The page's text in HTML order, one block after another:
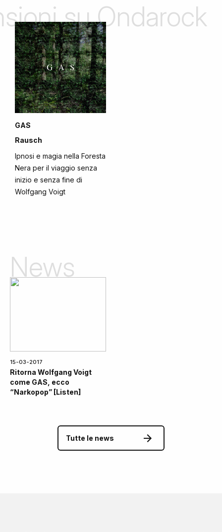
su Ondarock
GAS
Rausch
Ipnosi e magia nella Foresta
Nera per il viaggio senza
inizio e senza fine di
Wolfgang Voigt
News
15-03-2017
Ritorna Wolfgang Voigt
come GAS, ecco
“Narkopop” [Listen]
Tutte le news